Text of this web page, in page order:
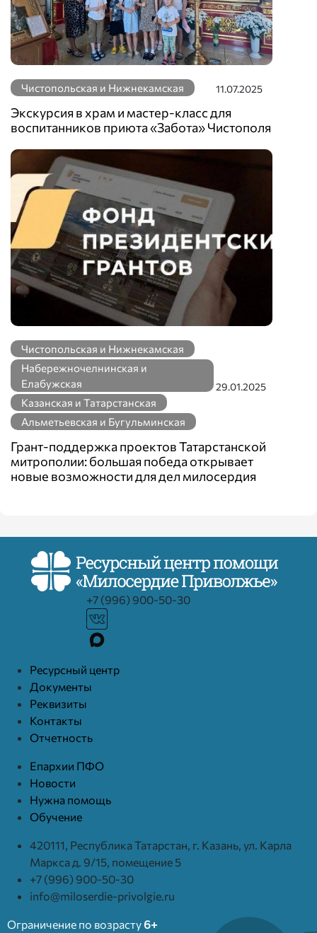
Чистопольская и Нижнекамская 11.07.2025
Экскурсия в храм и мастер-класс для
воспитанников приюта «Забота» Чистополя
Чистопольская и Нижнекамская
Набережночелнинская и
Елабужская
Казанская и Татарстанская
Альметьевская и Бугульминская
29.01.2025
Грант-поддержка проектов Татарстанской
митрополии: большая победа открывает
новые возможности для дел милосердия
+7 (996) 900-50-30
Ресурcный центр
Документы
Реквизиты
Контакты
Отчетность
Епархии ПФО
Новости
Нужна помощь
Обучение
420111, Республика Татарстан, г. Казань, ул. Карла
Маркса д. 9/15, помещение 5
+7 (996) 900-50-30
info@miloserdie-privolgie.ru
Ограничение по возрасту 6+